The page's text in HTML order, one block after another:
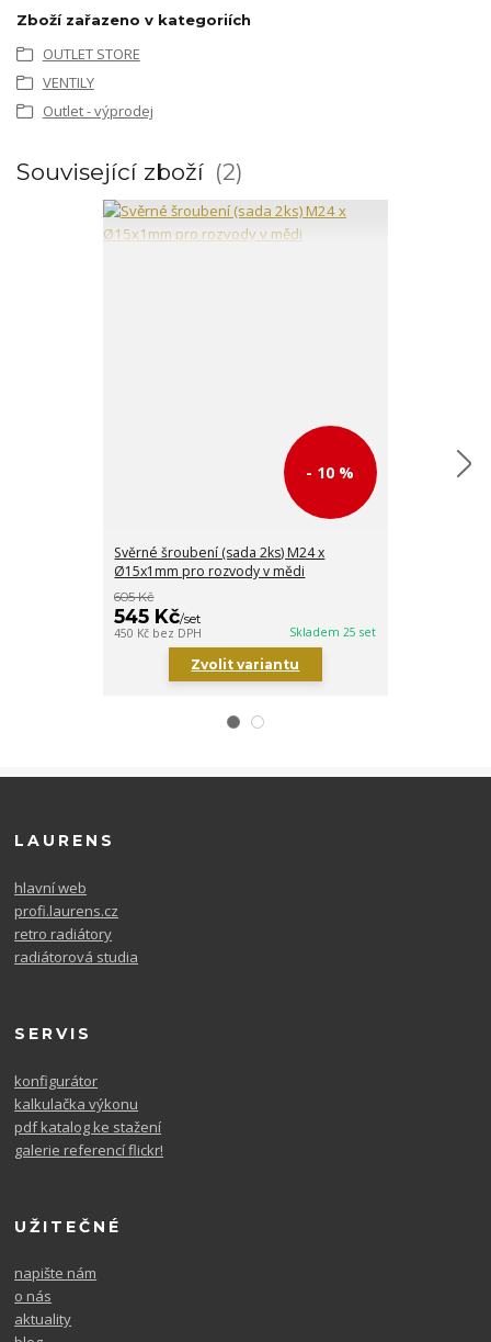
Zboží zařazeno v kategoriích
OUTLET STORE
VENTILY
Outlet - výprodej
Související zboží 2
- 10 %
Svěrné šroubení (sada 2ks) M24 x
Ø15x1mm pro rozvody v mědi
605 Kč
545 Kč/set
450 Kč bez DPH Skladem 25 set
Zvolit variantu
LAURENS
hlavní web
profi.laurens.cz
retro radiátory
radiátorová studia
SERVIS
konfigurátor
kalkulačka výkonu
pdf katalog ke stažení
galerie referencí flickr!
UŽITEČNÉ
napište nám
o nás
aktuality